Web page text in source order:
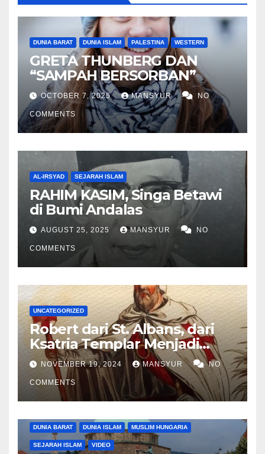
DUNIA BARAT DUNIA ISLAM PALESTINA WESTERN
GRETA THUNBERG DAN
“SAMPAH BERSORBAN”
OCTOBER 7, 2025 MANSYUR NO
COMMENTS
AL-IRSYAD SEJARAH ISLAM
RAHIM KASIM, Singa Betawi
di Bumi Andalas
AUGUST 25, 2025 MANSYUR NO
COMMENTS
UNCATEGORIZED
Robert dari St. Albans, dari
Ksatria Templar Menjadi
Komandan Pasukan
Shalahuddin Merebut
Kembali Yerusalem
NOVEMBER 19, 2024 MANSYUR NO
COMMENTS
DUNIA BARAT DUNIA ISLAM MUSLIM HUNGARIA
SEJARAH ISLAM VIDEO